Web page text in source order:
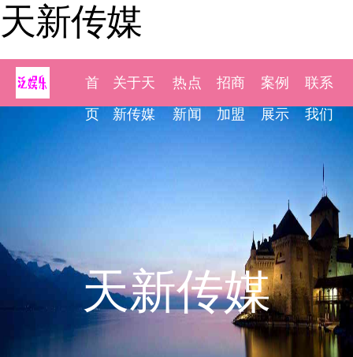
天新传媒
首
页
关于天
新传媒
热点
新闻
招商
加盟
案例
展示
联系
我们
天新传媒